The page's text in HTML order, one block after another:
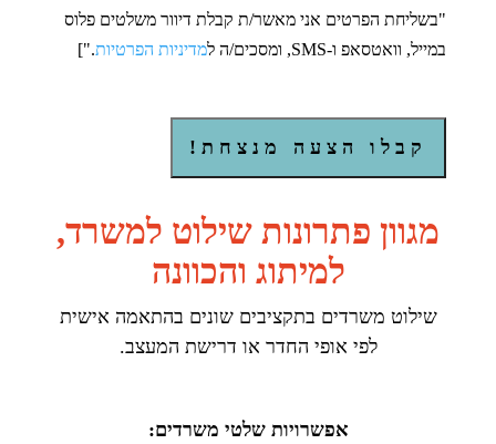
"בשליחת הפרטים אני מאשר/ת קבלת דיוור משלטים פלוס
במייל, וואטסאפ ו-SMS, ומסכים/ה ל
מדיניות הפרטיות."]
מגוון פתרונות שילוט למשרד,
למיתוג והכוונה
שילוט משרדים בתקציבים שונים בהתאמה אישית
לפי אופי החדר או דרישת המעצב.
אפשרויות שלטי משרדים: